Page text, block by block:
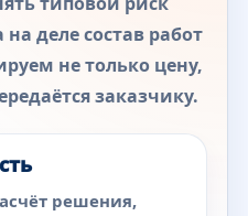
на деле состав работ
не только цену,
заказчику.
решения,